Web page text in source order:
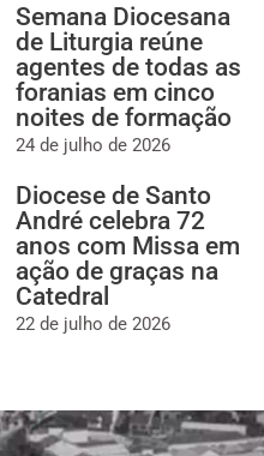
Semana Diocesana
de Liturgia reúne
agentes de todas as
foranias em cinco
noites de formação
24 de julho de 2026
Diocese de Santo
André celebra 72
anos com Missa em
ação de graças na
Catedral
22 de julho de 2026